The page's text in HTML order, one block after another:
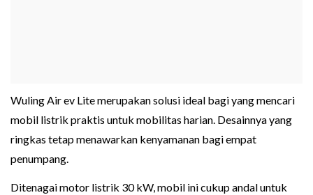
Wuling Air ev Lite merupakan solusi ideal bagi yang mencari
mobil listrik praktis untuk mobilitas harian. Desainnya yang
ringkas tetap menawarkan kenyamanan bagi empat
penumpang.
Ditenagai motor listrik 30 kW, mobil ini cukup andal untuk